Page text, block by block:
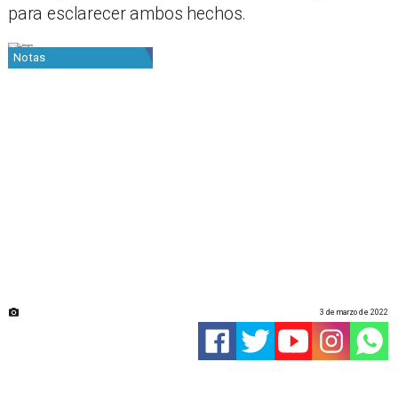
para esclarecer ambos hechos.
Notas
3 de marzo de 2022